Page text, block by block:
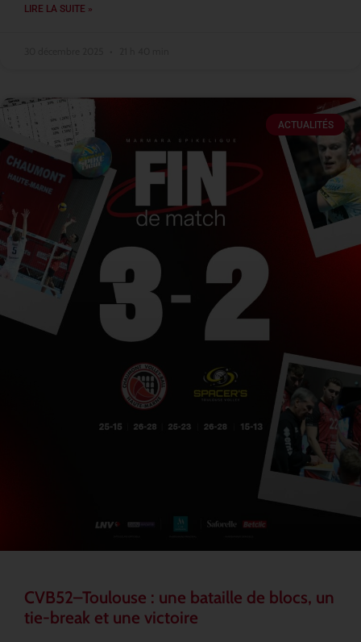
LIRE LA SUITE »
ACTUALITÉS
CVB52–Toulouse : une bataille de blocs, un
tie-break et une victoire